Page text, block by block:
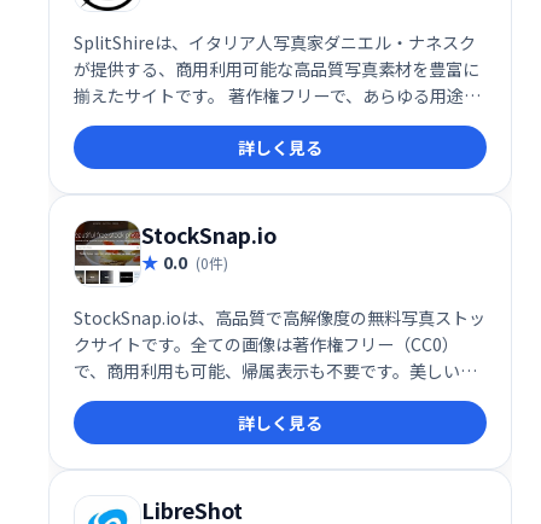
SplitShireは、イタリア人写真家ダニエル・ナネスク
が提供する、商用利用可能な高品質写真素材を豊富に
揃えたサイトです。 著作権フリーで、あらゆる用途に
ご利用いただけます。 Webサイト、広告、印刷物な
ど、様々な場面で手軽に美しい写真を活用できます。
詳しく見る
StockSnap.io
0.0 (0件)
StockSnap.ioは、高品質で高解像度の無料写真ストッ
クサイトです。全ての画像は著作権フリー（CC0）
で、商用利用も可能、帰属表示も不要です。美しい写
真を探しているなら、StockSnap.ioがおすすめです。
詳しく見る
LibreShot